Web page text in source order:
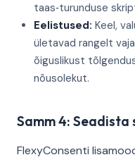
taas‑turunduse
Eelistused: Keel,
ületavad rangelt
õiguslikust
nõusolekut.
Samm 4:
FlexyConsenti